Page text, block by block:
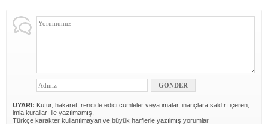
UYARI: Küfür, hakaret, rencide edici cümleler veya imalar, inançlara saldırı içeren,
imla kuralları ile yazılmamış,
Türkçe karakter kullanılmayan ve büyük harflerle yazılmış yorumlar